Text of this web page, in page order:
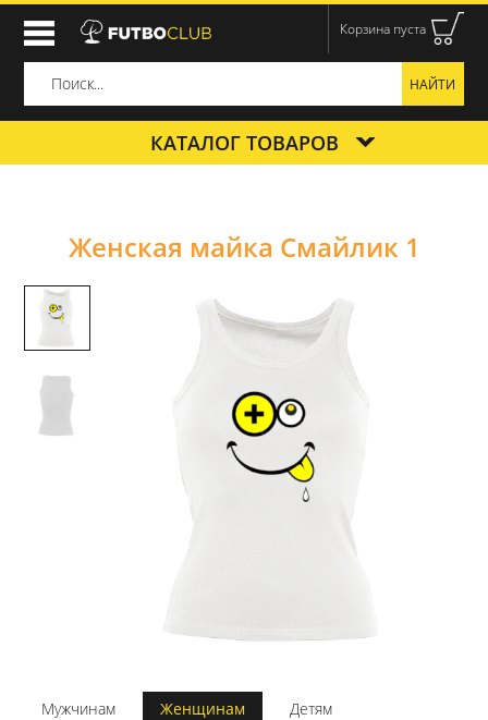
Корзина пуста
КАТАЛОГ ТОВАРОВ
Женская майка Смайлик 1
Мужчинам Женщинам Детям